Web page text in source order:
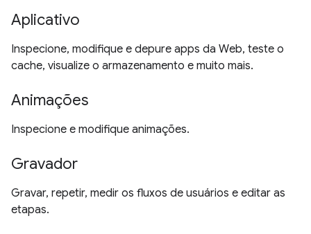
Aplicativo
Inspecione, modifique e depure apps da Web, teste o
cache, visualize o armazenamento e muito mais.
Animações
Inspecione e modifique animações.
Gravador
Gravar, repetir, medir os fluxos de usuários e editar as
etapas.